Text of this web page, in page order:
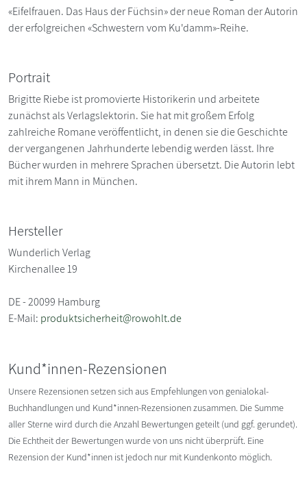
«Eifelfrauen. Das Haus der Füchsin» der neue Roman der Autorin
der erfolgreichen «Schwestern vom Ku'damm»-Reihe.
Portrait
Brigitte Riebe ist promovierte Historikerin und arbeitete
zunächst als Verlagslektorin. Sie hat mit großem Erfolg
zahlreiche Romane veröffentlicht, in denen sie die Geschichte
der vergangenen Jahrhunderte lebendig werden lässt. Ihre
Bücher wurden in mehrere Sprachen übersetzt. Die Autorin lebt
mit ihrem Mann in München.
Hersteller
Wunderlich Verlag
Kirchenallee 19
DE - 20099 Hamburg
E-Mail: produktsicherheit@rowohlt.de
Kund*innen-Rezensionen
Unsere Rezensionen setzen sich aus Empfehlungen von genialokal-
Buchhandlungen und Kund*innen-Rezensionen zusammen. Die Summe
aller Sterne wird durch die Anzahl Bewertungen geteilt (und ggf. gerundet).
Die Echtheit der Bewertungen wurde von uns nicht überprüft. Eine
Rezension der Kund*innen ist jedoch nur mit Kundenkonto möglich.